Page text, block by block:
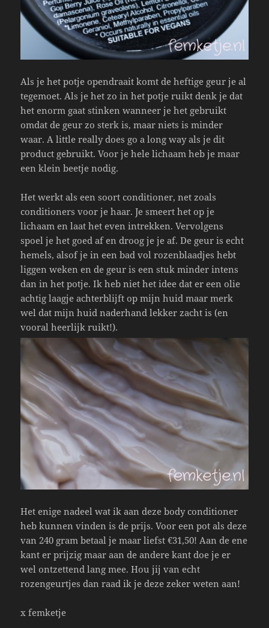
Als je het potje opendraait komt de heftige geur je al
tegemoet. Als je het zo in het potje ruikt denk je dat
het enorm gaat stinken wanneer je het gebruikt
omdat de geur zo sterk is, maar niets is minder
waar. A little really does go a long way als je dit
product gebruikt. Voor je hele lichaam heb je maar
een klein beetje nodig.
Het werkt als een soort conditioner, net zoals
conditioners voor je haar. Je smeert het op je
lichaam en laat het even intrekken. Vervolgens
spoel je het goed af en droog je je af. De geur is echt
hemels, alsof je in een bad vol rozenblaadjes hebt
liggen weken en de geur is een stuk minder intens
dan in het potje. Ik heb niet het idee dat er een olie
achtig laagje achterblijft op mijn huid maar merk
wel dat mijn huid naderhand lekker zacht is (en
vooral heerlijk ruikt!).
Het enige nadeel wat ik aan deze body conditioner
heb kunnen vinden is de prijs. Voor een pot als deze
van 240 gram betaal je maar liefst €31,50! Aan de ene
kant er prijzig maar aan de andere kant doe je er
wel ontzettend lang mee. Hou jij van echt
rozengeurtjes dan raad ik je deze zeker weten aan!
x femketje